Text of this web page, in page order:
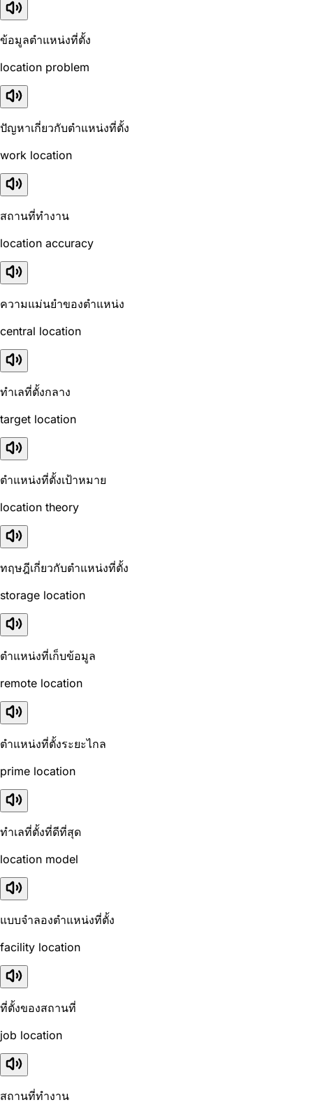
ข้อมูลตำแหน่งที่ตั้ง
location problem
ปัญหาเกี่ยวกับตำแหน่งที่ตั้ง
work location
สถานที่ทำงาน
location accuracy
ความแม่นยำของตำแหน่ง
central location
ทำเลที่ตั้งกลาง
target location
ตำแหน่งที่ตั้งเป้าหมาย
location theory
ทฤษฎีเกี่ยวกับตำแหน่งที่ตั้ง
storage location
ตำแหน่งที่เก็บข้อมูล
remote location
ตำแหน่งที่ตั้งระยะไกล
prime location
ทำเลที่ตั้งที่ดีที่สุด
location model
แบบจำลองตำแหน่งที่ตั้ง
facility location
ที่ตั้งของสถานที่
job location
สถานที่ทำงาน